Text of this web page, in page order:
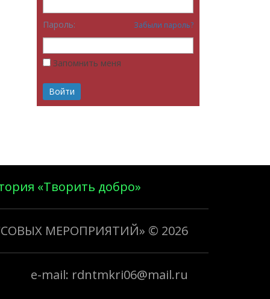
Пароль: Забыли пароль?
Запомнить меня
«Творить добро»
МЕРОПРИЯТИЙ» © 2026
e-mail: rdntmkri06@mail.ru